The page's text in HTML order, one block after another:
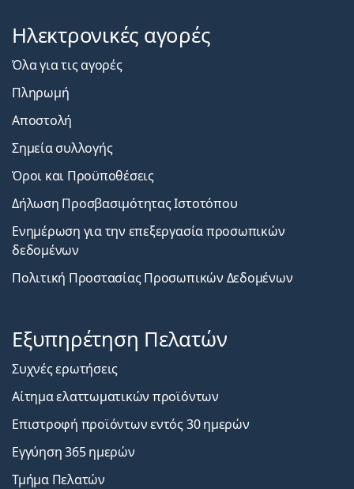
Ηλεκτρονικές αγορές
Όλα για τις αγορές
Πληρωμή
Αποστολή
Σημεία συλλογής
Όροι και Προϋποθέσεις
Δήλωση Προσβασιμότητας Ιστοτόπου
Ενημέρωση για την επεξεργασία προσωπικών
δεδομένων
Πολιτική Προστασίας Προσωπικών Δεδομένων
Εξυπηρέτηση Πελατών
Συχνές ερωτήσεις
Αίτημα ελαττωματικών προϊόντων
Επιστροφή προϊόντων εντός 30 ημερών
Εγγύηση 365 ημερών
Τμήμα Πελατών